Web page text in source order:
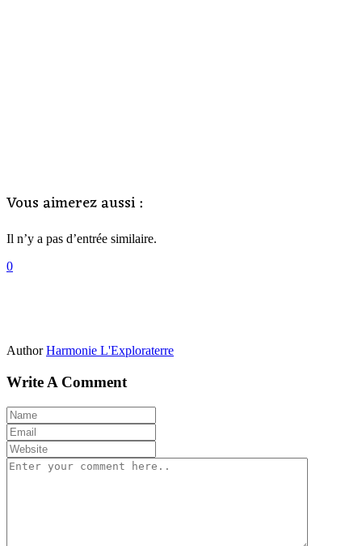
Vous aimerez aussi :
Il n’y a pas d’entrée similaire.
0
Author Harmonie L'Exploraterre
Write A Comment